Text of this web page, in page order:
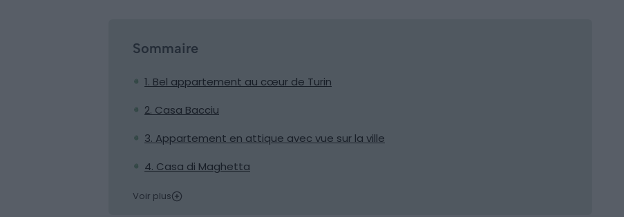
Sommaire
1. Bel appartement au cœur de Turin
2. Casa Bacciu
3. Appartement en attique avec vue sur la ville
4. Casa di Maghetta
Voir plus